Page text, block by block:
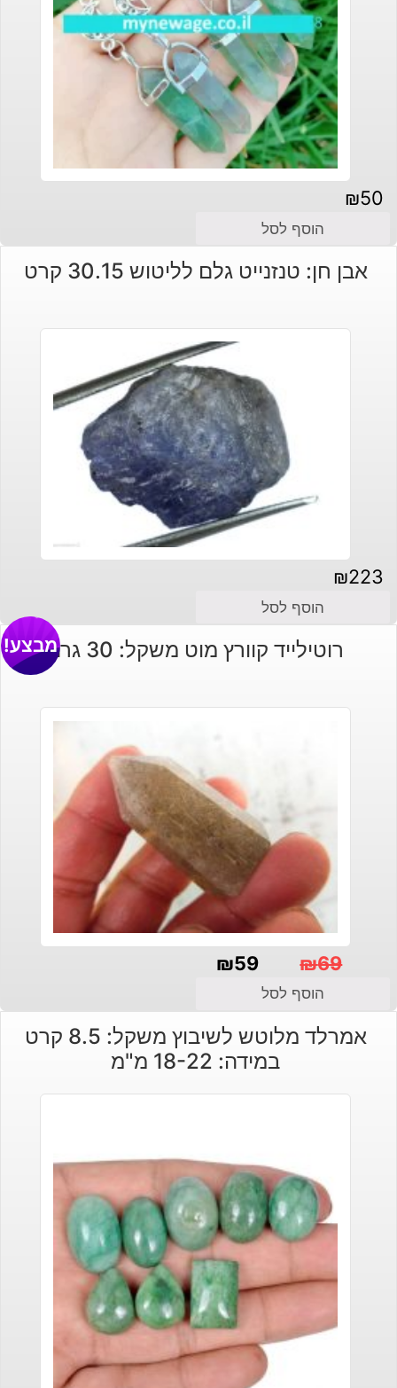
₪50
הוסף לסל
אבן חן: טנזנייט גלם לליטוש 30.15 קרט
₪223
הוסף לסל
רוטילייד קוורץ מוט משקל: 30 גרם מבצע!
₪69
המקורי
היה:
₪59
הנוכחי
הוא:
הוסף לסל
אמרלד מלוטש לשיבוץ משקל: 8.5 קרט
במידה: 18-22 מ"מ